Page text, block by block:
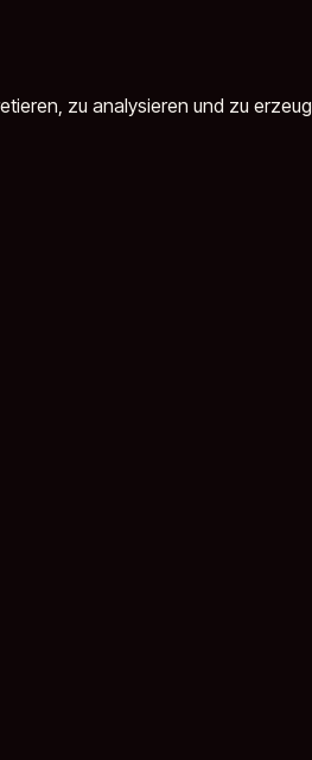
zu analysieren und zu